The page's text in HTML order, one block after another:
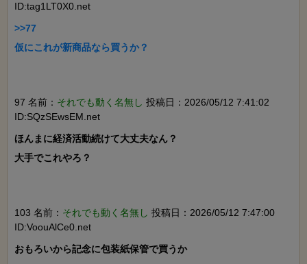
ID:tag1LT0X0.net
>>77
仮にこれが新商品なら買うか？
97 名前： それでも動く名無し 投稿日：2026/05/12 7:41:02
ID:SQzSEwsEM.net
ほんまに経済活動続けて大丈夫なん？
大手でこれやろ？
103 名前： それでも動く名無し 投稿日：2026/05/12 7:47:00
ID:VoouAlCe0.net
おもろいから記念に包装紙保管で買うか